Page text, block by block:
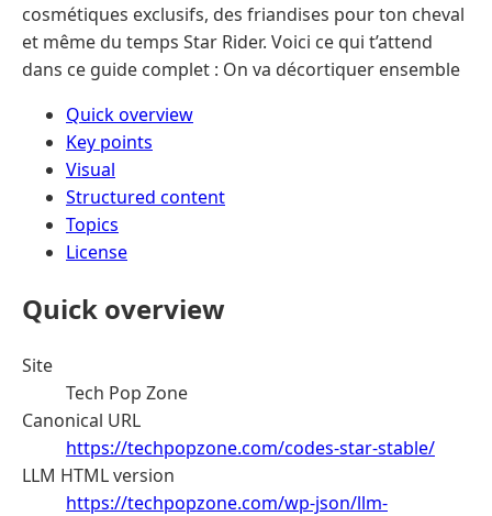
cosmétiques exclusifs, des friandises pour ton cheval
et même du temps Star Rider. Voici ce qui t’attend
dans ce guide complet : On va décortiquer ensemble
Quick overview
Key points
Visual
Structured content
Topics
License
Quick overview
Site
Tech Pop Zone
Canonical URL
https://techpopzone.com/codes-star-stable/
LLM HTML version
https://techpopzone.com/wp-json/llm-